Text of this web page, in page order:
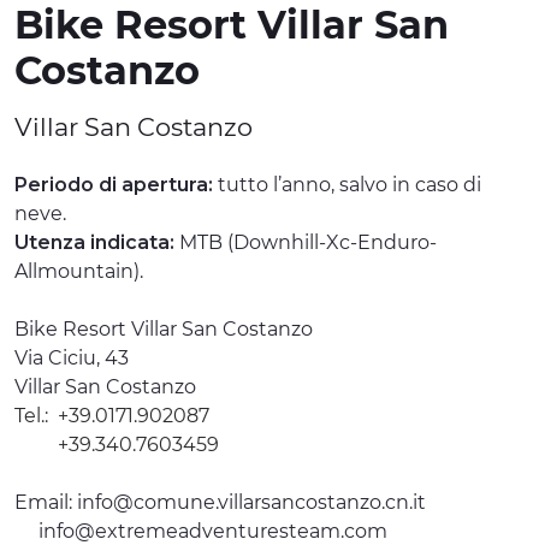
NATURA E BENESSERE
ESPERIENZE
EVENTI
OFFERTE
ACCOGLIENZA
Bike Resort Villar San
Costanzo
Villar San Costanzo
Periodo di apertura: tutto l’anno, salvo in caso di
neve.
Utenza indicata: MTB (Downhill-Xc-Enduro-
Allmountain).
Bike Resort Villar San Costanzo
Via Ciciu, 43
Villar San Costanzo
Tel.: +39.0171.902087
+39.340.7603459
Email: info@comune.villarsancostanzo.cn.it
info@extremeadventuresteam.com